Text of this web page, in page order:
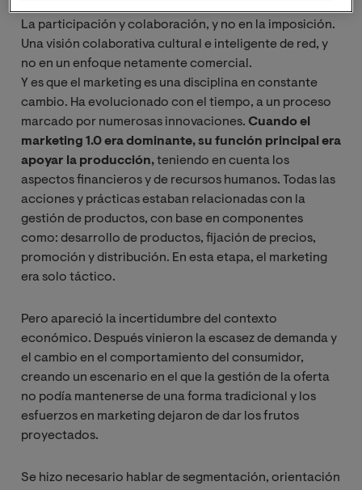
La participación y colaboración, y no en la imposición.
Una visión colaborativa cultural e inteligente de red, y
no en un enfoque netamente comercial.
Y es que el marketing es una disciplina en constante
cambio. Ha evolucionado con el tiempo, a un proceso
marcado por numerosas innovaciones. Cuando el
marketing 1.0 era dominante, su función principal era
apoyar la producción,teniendo en cuenta los
aspectos financieros y de recursos humanos. Todas las
acciones y prácticas estaban relacionadas con la
gestión de productos, con base en componentes
como: desarrollo de productos, fijación de precios,
promoción y distribución. En esta etapa, el marketing
era solo táctico.
Pero apareció la incertidumbre del contexto
económico. Después vinieron la escasez de demanda y
el cambio en el comportamiento del consumidor,
creando un escenario en el que la gestión de la oferta
no podía mantenerse de una forma tradicional y los
esfuerzos en marketing dejaron de dar los frutos
proyectados.
Se hizo necesario hablar de segmentación, orientación